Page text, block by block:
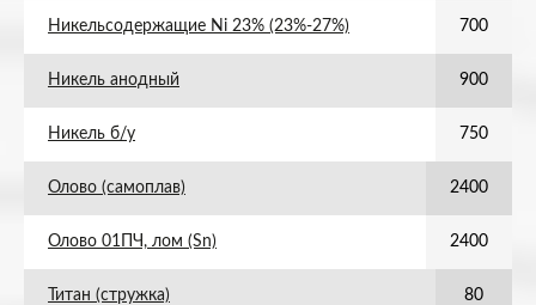
Никельсодержащие Ni 23% (23%-27%) 700
Никель анодный 900
Никель б/у 750
Олово (самоплав) 2400
Олово 01ПЧ, лом (Sn) 2400
Титан (стружка) 80